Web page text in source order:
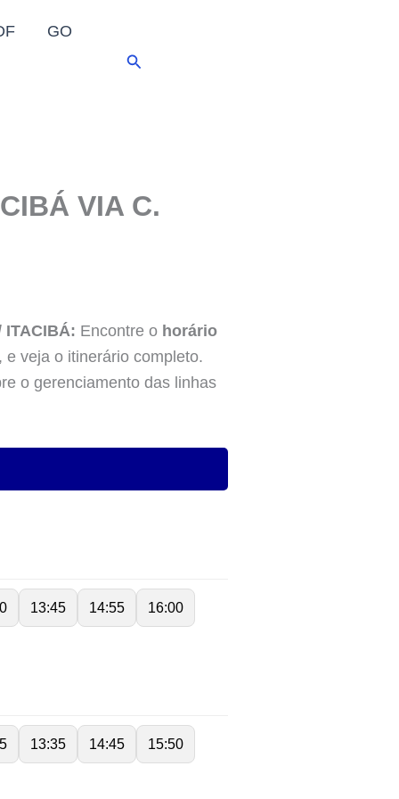
GO
Pesquisar
VIA C.
ITACIBÁ: Encontre o horário
veja o itinerário completo.
o gerenciamento das linhas
13:45 14:55 16:00
13:35 14:45 15:50